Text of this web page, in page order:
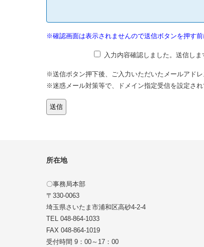
※確認画面は表示されませんので送信ボタンを押す前
入力内容確認しました。送信しま
※送信ボタン押下後、ご入力いただいたメールアド
※迷惑メール対策等で、ドメイン指定受信を設定さ
所在地
〇事務局本部
〒330-0063
埼玉県さいたま市浦和区高砂4-2-4
TEL 048-864-1033
FAX 048-864-1019
受付時間 9：00～17：00